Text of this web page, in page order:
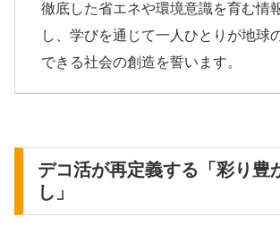
徹底した省エネや環境意識を育む情
し、学びを通じて一人ひとりが地球
できる社会の創造を誓います。
デコ活が再定義する「彩り豊
し」